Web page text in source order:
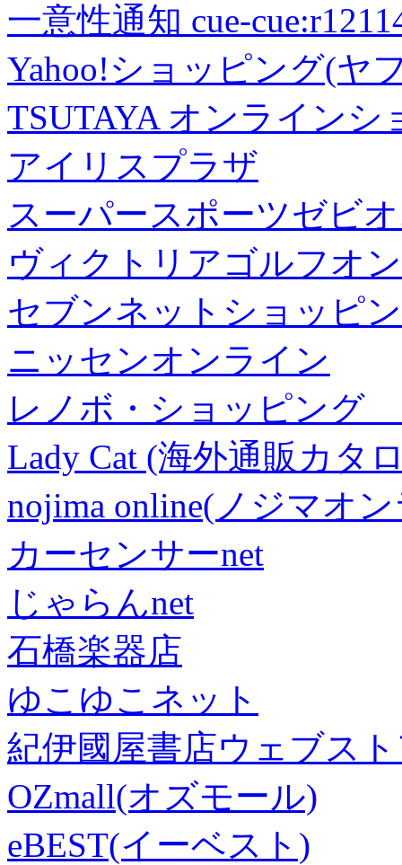
一意性通知 cue-
Yahoo!ショッピング(ヤ
TSUTAYA オンラインシ
アイリスプラザ
スーパースポーツゼビ
ヴィクトリアゴルフオ
セブンネットショッピ
ニッセンオンライン
レノボ・ショッピング
Lady Cat (海外通販カタ
nojima online(ノジマオ
カーセンサーnet
じゃらんnet
石橋楽器店
ゆこゆこネット
紀伊國屋書店ウェブス
OZmall(オズモール)
eBEST(イーベスト)